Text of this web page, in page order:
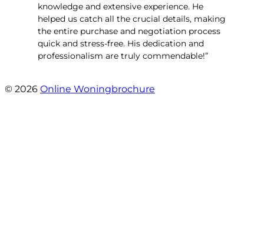
knowledge and extensive experience. He
helped us catch all the crucial details, making
the entire purchase and negotiation process
quick and stress-free. His dedication and
professionalism are truly commendable!”
© 2026 Online Woningbrochure